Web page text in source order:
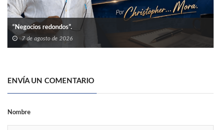
“Negocios redondos”.
7 de agosto de 2026
ENVÍA UN COMENTARIO
Nombre